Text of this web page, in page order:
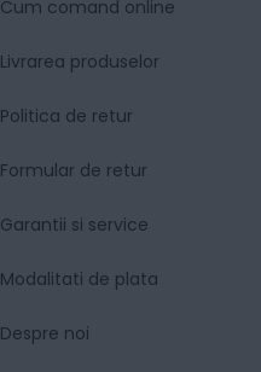
Cum comand online
Livrarea produselor
Politica de retur
Formular de retur
Garantii si service
Modalitati de plata
Despre noi